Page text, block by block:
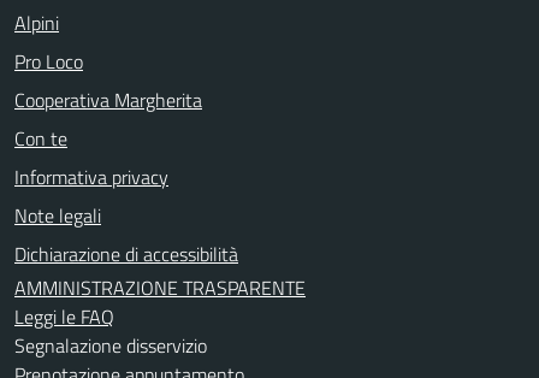
Alpini
Pro Loco
Cooperativa Margherita
Con te
Informativa privacy
Note legali
Dichiarazione di accessibilità
AMMINISTRAZIONE TRASPARENTE
Leggi le FAQ
Segnalazione disservizio